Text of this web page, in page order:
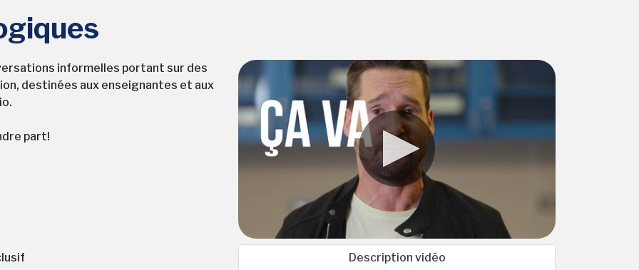
informelles portant sur des
destinées aux enseignantes et aux
part!
0
Description vidéo